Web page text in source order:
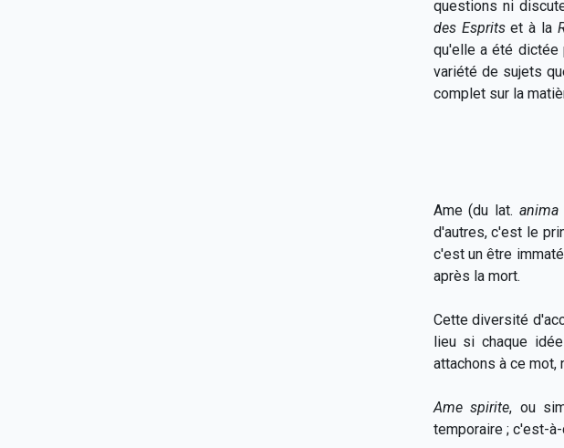
questions ni
des Espritset à la
qu'elle a été dictée
variété de sujets
complet sur la
Ame(du lat.anima
d'autres, c'est le
c'est un être
après la mort.
Cette diversité
lieu si chaque
attachons à ce mot,
Ame spirite, ou
temporaire ; c'est-